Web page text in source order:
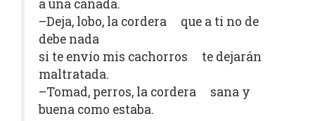
a una cañada.
–Deja, lobo, la cordera que a ti no de
debe nada
si te envío mis cachorros te dejarán
maltratada.
–Tomad, perros, la cordera sana y
buena como estaba.